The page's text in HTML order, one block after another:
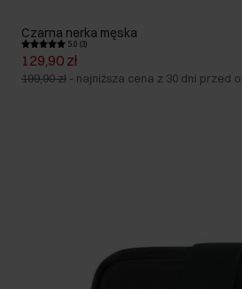
Czarna nerka męska
5.0 (3)
129,90 zł
199,90 zł - najniższa cena z 30 dni przed